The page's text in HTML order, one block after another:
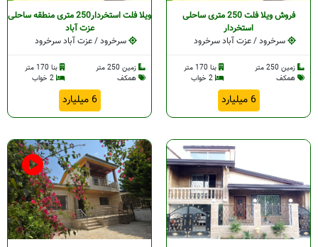
فروش ویلا فلت 250 متری ساحلی
استخردار
سرخرود / عزت آباد سرخرود
زمین 250 متر
بنا 170 متر
همکف
6 میلیارد
ویلا فلت استخردار250 متری منطقه ساحلی
عزت آباد
سرخرود / عزت آباد سرخرود
زمین 250 متر
بنا 170 متر
همکف
6 میلیارد